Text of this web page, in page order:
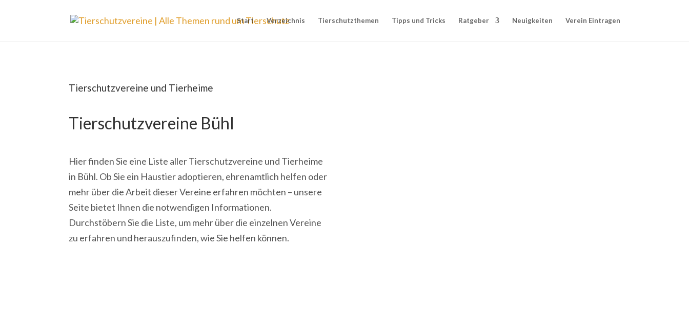
Start Verzeichnis Tierschutzthemen Tipps und Tricks Ratgeber Neuigkeiten Verein Eintragen
Tierschutzvereine und Tierheime
Tierschutzvereine Bühl
Hier finden Sie eine Liste aller Tierschutzvereine und Tierheime
in Bühl. Ob Sie ein Haustier adoptieren, ehrenamtlich helfen oder
mehr über die Arbeit dieser Vereine erfahren möchten – unsere
Seite bietet Ihnen die notwendigen Informationen.
Durchstöbern Sie die Liste, um mehr über die einzelnen Vereine
zu erfahren und herauszufinden, wie Sie helfen können.